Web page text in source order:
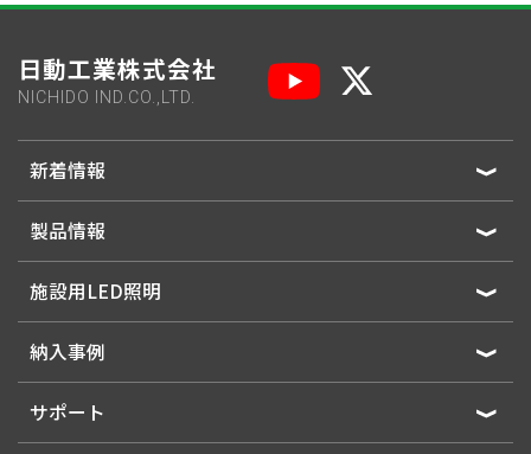
日動工業株式会社
NICHIDO IND.CO.,LTD.
新着情報
製品情報
施設用LED照明
納入事例
サポート